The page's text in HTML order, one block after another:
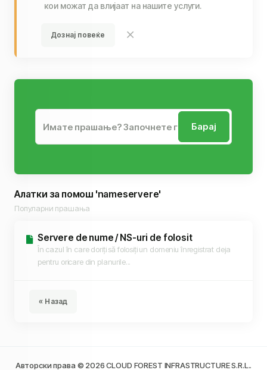
кои можат да влијаат на нашите услуги.
Дознај повеќе
Барај
Алатки за помош 'nameservere'
Популарни прашања
Servere de nume / NS-uri de folosit
În cazul în care doriți să folosiți un domeniu înregistrat deja
pentru oricare din planurile...
« Назад
Авторски права © 2026 CLOUD FOREST INFRASTRUCTURE S.R.L..